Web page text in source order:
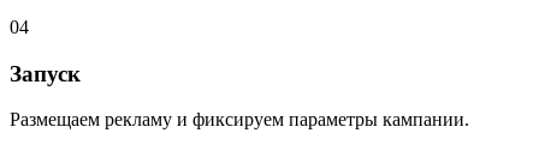
04
Запуск
Размещаем рекламу и фиксируем параметры кампании.